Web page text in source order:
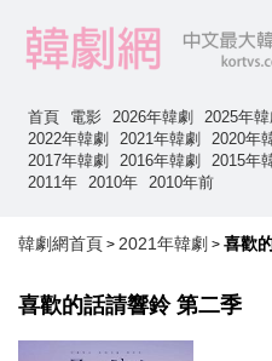
首頁 電影 2026年韓劇 2025年
2022年韓劇
2021年韓劇 2020年
2017年韓劇
2016年韓劇 2015年
2011年
2010年 2010年前
韓劇網首頁 > 2021年韓劇 > 喜歡
喜歡的話請響鈴 第二季